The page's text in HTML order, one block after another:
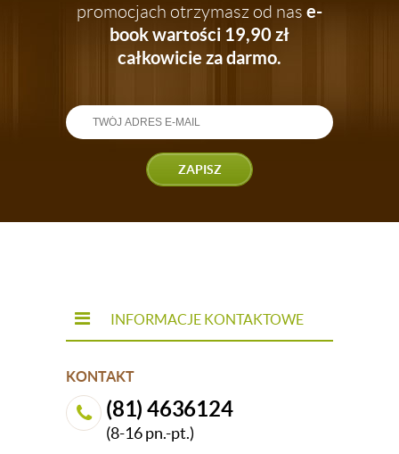
promocjach otrzymasz od nas e-
book wartości 19,90 zł
całkowicie za darmo.
ZAPISZ
INFORMACJE KONTAKTOWE
KONTAKT
(81) 4636124
(8-16 pn.-pt.)